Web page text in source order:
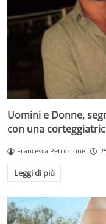
Uomini e Donne,
con una
Francesca Petriccione
Leggi di più